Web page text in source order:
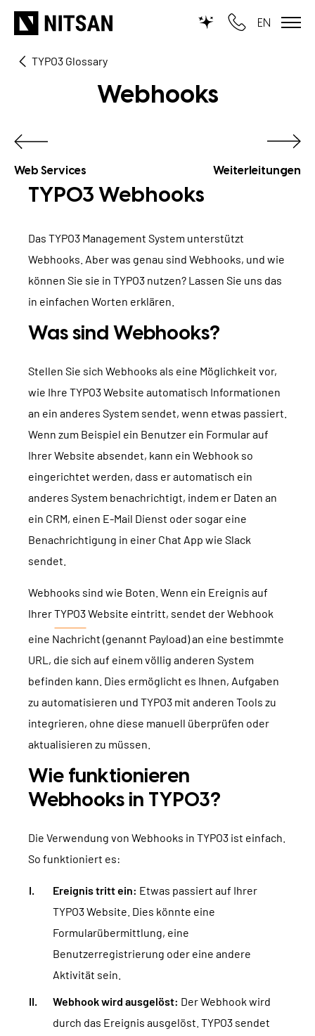
EN
WIR MACHEN TYPO3...
für öffentliche Einrichtungen
TYPO3 KI
TYPO3 Entwicklung
TYPO3 Upgrade Service
TYPO3 Barrierefreiheit
TYPO3 Support & Wartung
TYPO3 Freelancer
REFERENZEN
UNSERE PREISE
WIR SIND NITSAN
Über uns
Zusammenarbeit
Jobs
T3PLANET
TYPO3 Templates
TYPO3 Extensions
AI Universe
BLOG ANFRAGE GLOSSAR
TYPO3 Glossary
Webhooks
Web Services Weiterleitungen
TYPO3 Webhooks
Das TYPO3 Management System unterstützt
Webhooks. Aber was genau sind Webhooks, und wie
können Sie sie in TYPO3 nutzen? Lassen Sie uns das
in einfachen Worten erklären.
Was sind Webhooks?
Stellen Sie sich Webhooks als eine Möglichkeit vor,
wie Ihre TYPO3 Website automatisch Informationen
an ein anderes System sendet, wenn etwas passiert.
Wenn zum Beispiel ein Benutzer ein Formular auf
Ihrer Website absendet, kann ein Webhook so
eingerichtet werden, dass er automatisch ein
anderes System benachrichtigt, indem er Daten an
ein CRM, einen E-Mail Dienst oder sogar eine
Benachrichtigung in einer Chat App wie Slack
sendet.
Webhooks sind wie Boten. Wenn ein Ereignis auf
IhrerTYPO3Website eintritt, sendet der Webhook
eine Nachricht (genannt Payload) an eine bestimmte
URL, die sich auf einem völlig anderen System
befinden kann. Dies ermöglicht es Ihnen, Aufgaben
zu automatisieren und TYPO3 mit anderen Tools zu
integrieren, ohne diese manuell überprüfen oder
aktualisieren zu müssen.
Wie funktionieren
Webhooks in TYPO3?
Die Verwendung von Webhooks in TYPO3 ist einfach.
So funktioniert es:
Ereignis tritt ein: Etwas passiert auf Ihrer
TYPO3 Website. Dies könnte eine
Formularübermittlung, eine
Benutzerregistrierung oder eine andere
Aktivität sein.
Webhook wird ausgelöst: Der Webhook wird
durch das Ereignis ausgelöst. TYPO3 sendet